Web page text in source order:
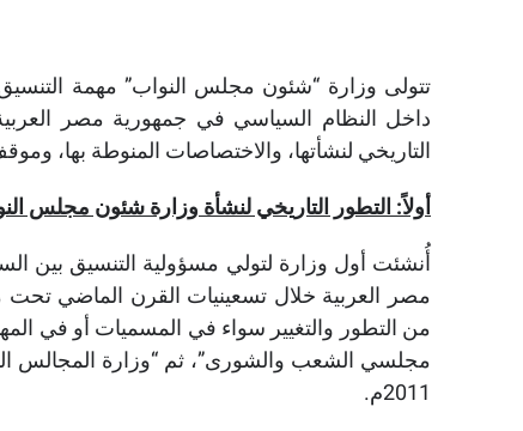
تتولى وزارة “شئون مجلس النواب” مهمة
داخل النظام السياسي في جمهورية مصر
التاريخي لنشأتها، والاختصاصات المنوطة بها،
أولاً: التطور التاريخي لنشأة وزارة شئون مجلس
أُنشئت أول وزارة لتولي مسؤولية التنسيق بين
مصر العربية خلال تسعينيات القرن الماضي تحت
من التطور والتغيير سواء في المسميات أو في
2011م.